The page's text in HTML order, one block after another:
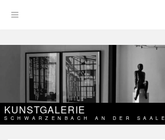
Inhalt
OPEN
MENU
KUNSTGALERIE
SCHWARZENBACH AN DER SAALE